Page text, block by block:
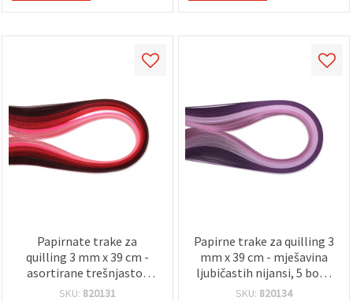
Papirnate trake za
quilling 3 mm x 39 cm -
asortirane trešnjasto-
ružičaste nijanse, 5 boja -
SKU: 820131
Papirne trake za quilling 3
mm x 39 cm - mješavina
ljubičastih nijansi, 5 boja,
100 kom
SKU: 820134